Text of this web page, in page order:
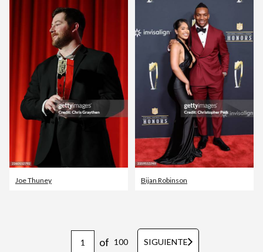
Joe Thuney Bijan Robinson
of 100 SIGUIENTE